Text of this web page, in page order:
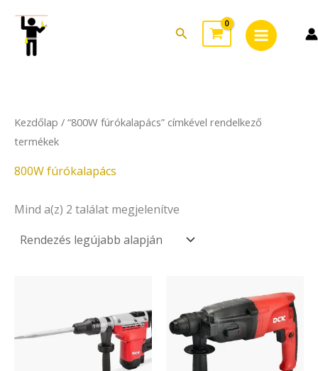
content
Search
Menu
Kezdőlap / “800W fúrókalapács” címkével rendelkező
termékek
800W fúrókalapács
Mind a(z) 2 találat megjelenítve
latest